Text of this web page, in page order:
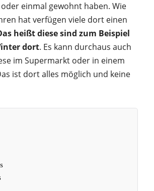
einmal gewohnt haben. Wie
hat verfügen viele dort einen
heißt diese sind zum Beispiel
dort. Es kann durchaus auch
im Supermarkt oder in einem
ist dort alles möglich und keine